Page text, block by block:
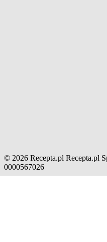
© 2026 Recepta.pl Recepta.pl
0000567026